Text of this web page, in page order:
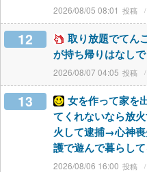
2026/08/05 08:01
12
取り放題でてん
が持ち帰りはなしで
2026/08/07 04:05
13
女を作って家を
てくれないなら放
火して逮捕→心神
護で遊んで暮らし
2026/08/06 16:00